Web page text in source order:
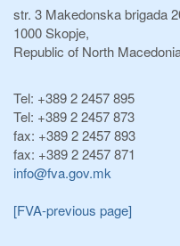
str. 3 Makedonska brigada
1000 Skopje,
Republic of North
Tel: +389 2 2457 895
Tel: +389 2 2457 873
fax: +389 2 2457 893
fax: +389 2 2457 871
info@fva.gov.mk
[FVA-previous page]